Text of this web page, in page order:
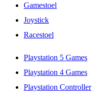
Gamestoel
Joystick
Racestoel
Playstation 5 Games
Playstation 4 Games
Playstation Controller